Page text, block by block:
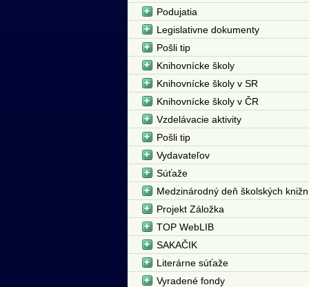
Podujatia
Legislativne dokumenty
Pošli tip
Knihovnícke školy
Knihovnícke školy v SR
Knihovnícke školy v ČR
Vzdelávacie aktivity
Pošli tip
Vydavateľov
Súťaže
Medzinárodný deň školských
Projekt Záložka
TOP WebLIB
SAKAČIK
Literárne súťaže
Vyradené fondy